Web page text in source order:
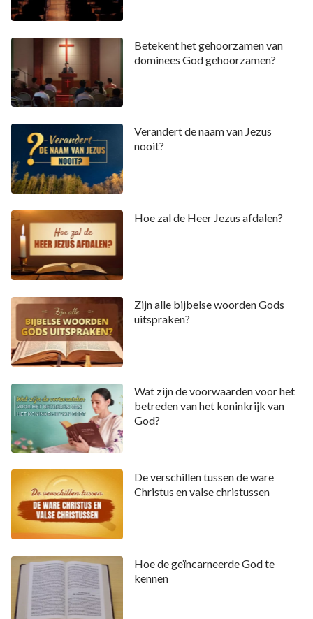
Betekent het gehoorzamen van
dominees God gehoorzamen?
Verandert de naam van Jezus
nooit?
Hoe zal de Heer Jezus afdalen?
Zijn alle bijbelse woorden Gods
uitspraken?
Wat zijn de voorwaarden voor het
betreden van het koninkrijk van
God?
De verschillen tussen de ware
Christus en valse christussen
Hoe de geïncarneerde God te
kennen